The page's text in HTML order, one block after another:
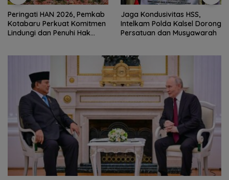
Peringati HAN 2026, Pemkab
Kotabaru Perkuat Komitmen
Lindungi dan Penuhi Hak
Jaga Kondusivitas HSS,
Intelkam Polda Kalsel Dorong
Persatuan dan Musyawarah